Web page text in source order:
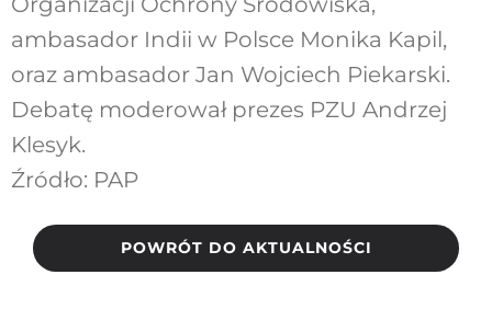
ambasador Indii w Polsce Monika Kapil,
oraz ambasador Jan Wojciech Piekarski.
Debatę moderował prezes PZU Andrzej
Klesyk.
Źródło: PAP
POWRÓT DO AKTUALNOŚCI